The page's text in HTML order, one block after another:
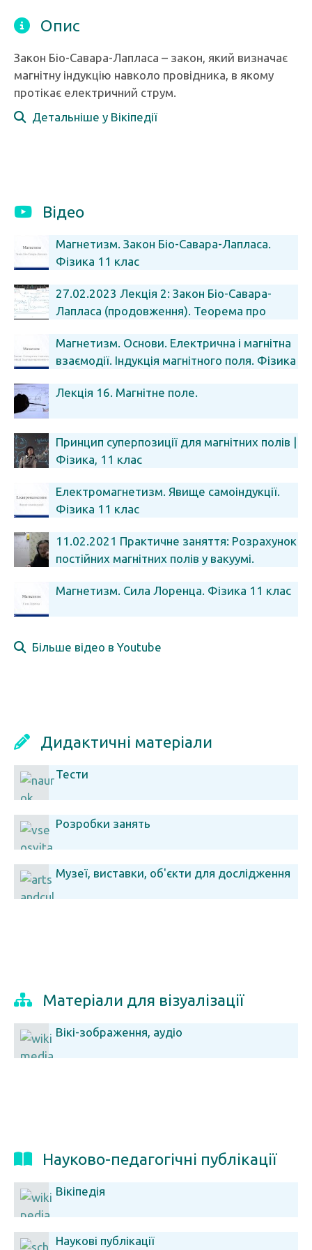
Опис
Закон Біо-Савара-Лапласа – закон, який визначає
магнітну індукцію навколо провідника, в якому
протікає електричний струм.
Детальніше у Вікіпедії
Відео
Магнетизм. Закон Біо-Савара-Лапласа.
Фізика 11 клас
27.02.2023 Лекція 2: Закон Біо-Савара-
Лапласа (продовження). Теорема про
Магнетизм. Основи. Електрична і магнітна
взаємодії. Індукція магнітного поля. Фізика
Лекція 16. Магнітне поле.
Принцип суперпозиції для магнітних полів |
Фізика, 11 клас
Електромагнетизм. Явище самоіндукції.
Фізика 11 клас
11.02.2021 Практичне заняття: Розрахунок
постійних магнітних полів у вакуумі.
Магнетизм. Сила Лоренца. Фізика 11 клас
Більше відео в Youtube
Дидактичні матеріали
Тести
Розробки занять
Музеї, виставки, об'єкти для дослідження
Матеріали для візуалізації
Вікі-зображення, аудіо
Науково-педагогічні публікації
Вікіпедія
Наукові публікації